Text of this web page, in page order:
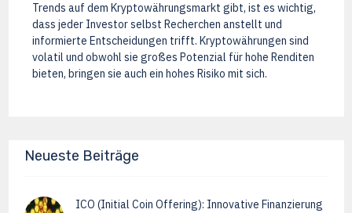
Trends auf dem Kryptowährungsmarkt gibt, ist es wichtig,
dass jeder Investor selbst Recherchen anstellt und
informierte Entscheidungen trifft. Kryptowährungen sind
volatil und obwohl sie großes Potenzial für hohe Renditen
bieten, bringen sie auch ein hohes Risiko mit sich.
Neueste Beiträge
ICO (Initial Coin Offering): Innovative Finanzierung